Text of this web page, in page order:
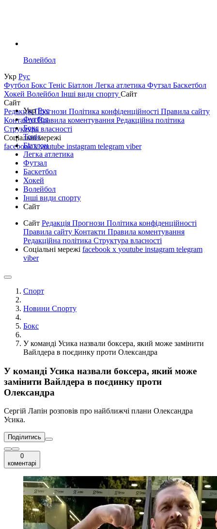
Волейбол
Укр Рус
Футбол Бокс Теніс Біатлон Легка атлетика Футзал Баскетбол
Хокей Волейбол Інші види спорту Сайт
Сайт
РедакціяПрогнози Політика конфіденційності Правила сайту
КонтактиПравила коментування Редакційна політика
Структура власності
Соціальні мережі
facebookxyoutube instagram telegram viber
УкрРус
Футбол
Бокс
Теніс
Біатлон
Легка атлетика
Футзал
Баскетбол
Хокей
Волейбол
Інші види спорту
Сайт
Сайт Редакція Прогнози Політика конфіденційності
Правила сайту Контакти Правила коментування
Редакційна політика Структура власності
Соціальні мережі facebook x youtube instagram telegram
viber
Спорт
Новини Спорту
Бокс
У команді Усика назвали боксера, який може замінити
Вайлдера в поєдинку проти Олександра
У команді Усика назвали боксера, який може
замінити Вайлдера в поєдинку проти
Олександра
Сергій Лапін розповів про найближчі плани Олександра
Усика.
Поділитись
0
коментарі